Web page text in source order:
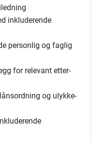
inkluderende
personlig og faglig
for relevant etter-
og ulykke-